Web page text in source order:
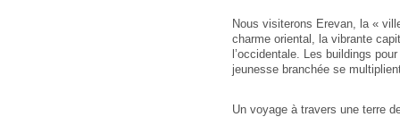
Nous visiterons Erevan, la «
charme oriental, la vibrante
l’occidentale. Les buildings
jeunesse branchée se
Un voyage à travers une terre